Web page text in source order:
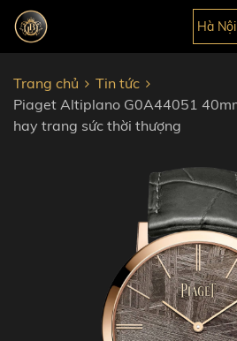
Hà Nội
Trang chủ
Tin tức
Piaget Altiplano G0A44051
hay trang sức thời thượng